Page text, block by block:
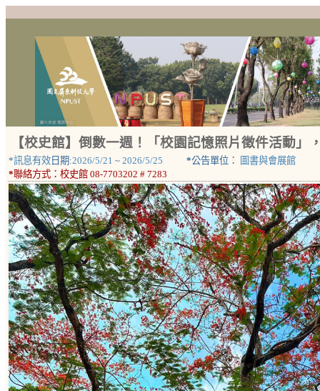
【校史館】倒數一週！「校園記憶照片徵件活動」
*訊息有效 日期:2026/5/21 ~ 2026/5/25 *公告單位：
圖書與會展館
*聯絡方式： 校史館 08-7703202 # 7283